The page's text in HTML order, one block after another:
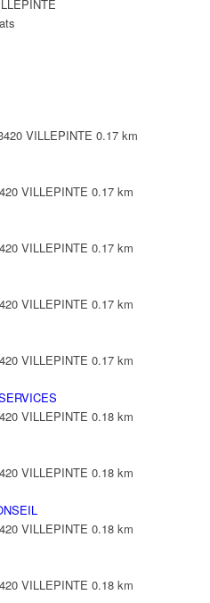
VILLEPINTE 0.17 km
VILLEPINTE 0.17 km
VILLEPINTE 0.17 km
VILLEPINTE 0.17 km
VILLEPINTE 0.17 km
VILLEPINTE 0.18 km
VILLEPINTE 0.18 km
VILLEPINTE 0.18 km
VILLEPINTE 0.18 km